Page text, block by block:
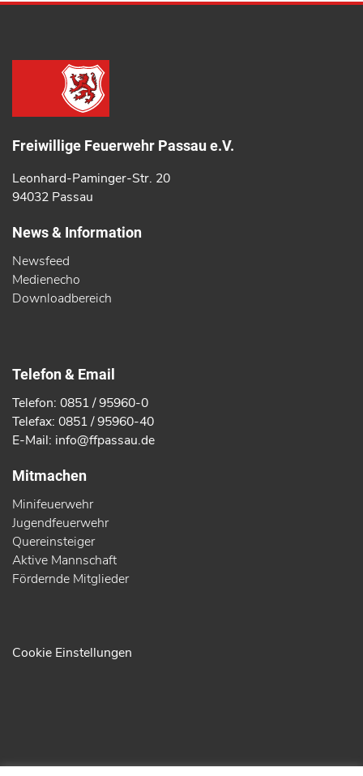
Freiwillige Feuerwehr Passau e.V.
Leonhard-Paminger-Str. 20
94032 Passau
News & Information
Newsfeed
Medienecho
Downloadbereich
Telefon & Email
Telefon: 0851 / 95960-0
Telefax: 0851 / 95960-40
E-Mail: info@ffpassau.de
Mitmachen
Minifeuerwehr
Jugendfeuerwehr
Quereinsteiger
Aktive Mannschaft
Fördernde Mitglieder
Cookie Einstellungen